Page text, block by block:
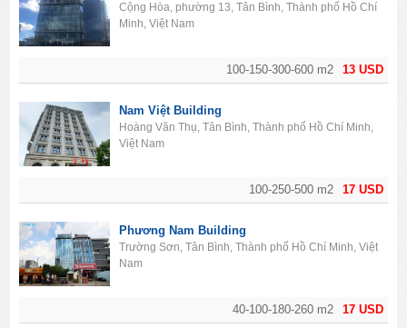
13 USD
100-150-300-600 m2
Cộng Hòa, phường 13, Tân Bình, Thành phố Hồ Chí
Minh, Việt Nam
17 USD
100-250-500 m2
Nam Việt Building
Hoàng Văn Thụ, Tân Bình, Thành phố Hồ Chí Minh,
Việt Nam
17 USD
40-100-180-260 m2
Phương Nam Building
Trường Sơn, Tân Bình, Thành phố Hồ Chí Minh, Việt
Nam